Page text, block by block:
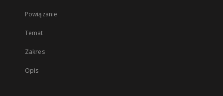
Powiązanie
Temat
Zakres
Opis